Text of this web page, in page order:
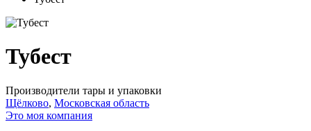
Тубест
Производители тары и упаковки
Щёлково, Московская область
Это моя компания